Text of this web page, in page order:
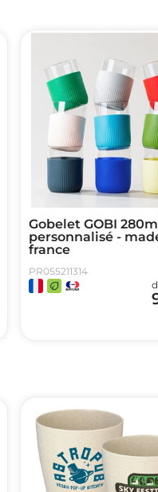
Gobelet GOBI
personnalisé -
france
PR055211314